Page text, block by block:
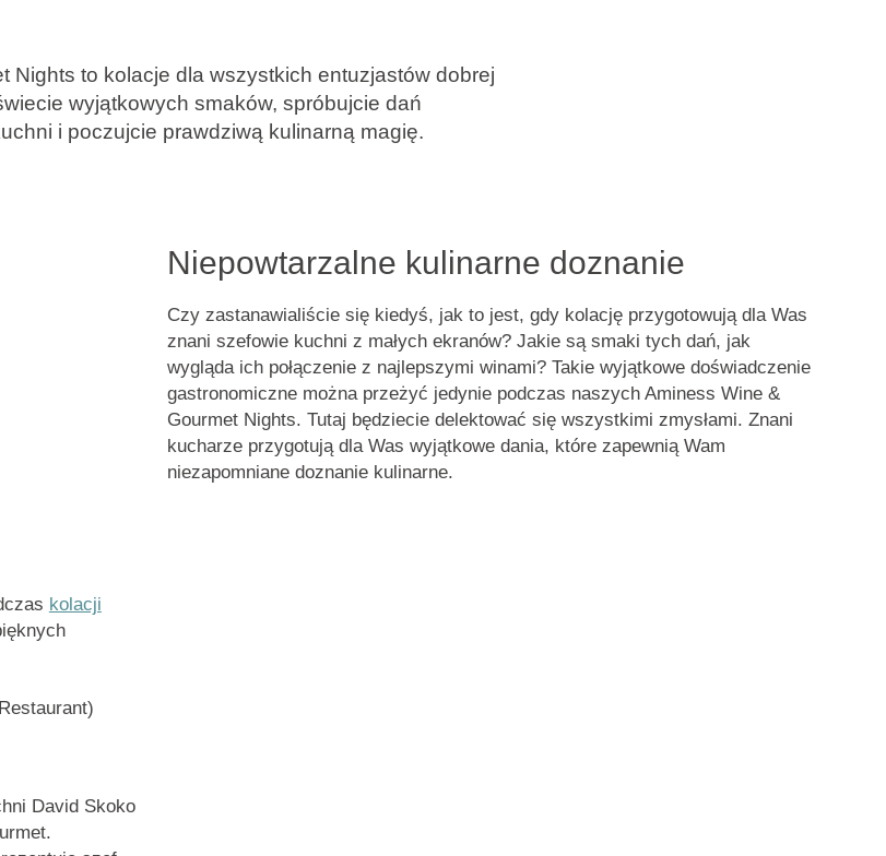
Nights to kolacje dla wszystkich entuzjastów dobrej
wyjątkowych smaków, spróbujcie dań
i poczujcie prawdziwą kulinarną magię.
Niepowtarzalne kulinarne doznanie
Czy zastanawialiście się kiedyś, jak to jest, gdy kolację przygotowują dla Was
znani szefowie kuchni z małych ekranów? Jakie są smaki tych dań, jak
wygląda ich połączenie z najlepszymi winami? Takie wyjątkowe doświadczenie
gastronomicznemożna przeżyć jedynie podczas naszych Aminess Wine &
Gourmet Nights. Tutaj będziecie delektować się wszystkimi zmysłami. Znani
kucharze przygotują dla Was wyjątkowe dania, które zapewnią Wam
niezapomniane doznanie kulinarne.
kolacji
David Skoko